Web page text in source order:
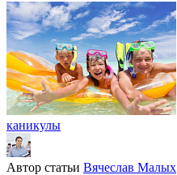
каникулы
Автор статьи Вячеслав Малых